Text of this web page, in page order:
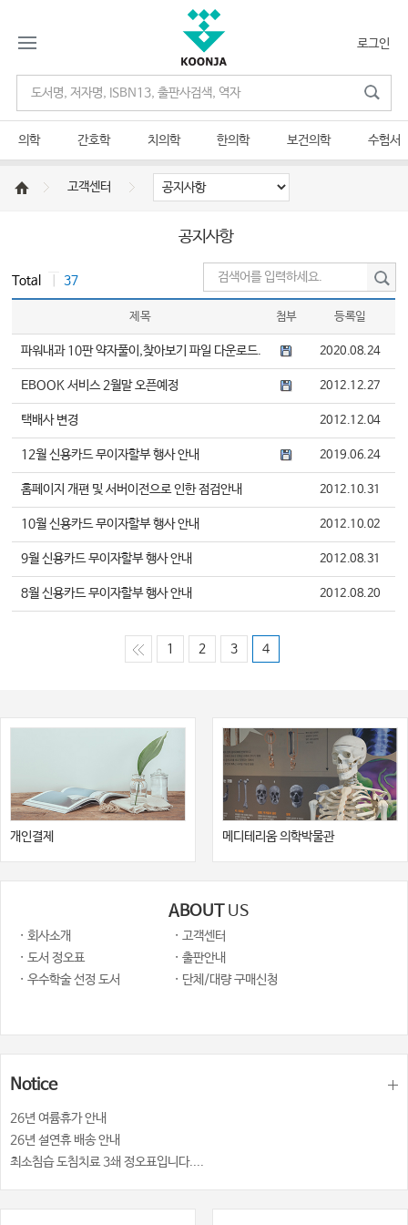
로그인
의학 간호학 치의학 한의학 보건의학 수험서
고객센터
공지사항
Total 37
제목 첨부 등록일
파워내과 10판 약자풀이,찾아보기 파일 다운로드. 2020.08.24
EBOOK 서비스 2월말 오픈예정 2012.12.27
택배사 변경 2012.12.04
12월 신용카드 무이자할부 행사 안내 2019.06.24
홈페이지 개편 및 서버이전으로 인한 점검안내 2012.10.31
10월 신용카드 무이자할부 행사 안내 2012.10.02
9월 신용카드 무이자할부 행사 안내 2012.08.31
8월 신용카드 무이자할부 행사 안내 2012.08.20
1 2 3 4
개인결제 메디테리움 의학박물관
ABOUTUS
· 회사소개
· 고객센터
· 도서 정오표
· 출판안내
· 우수학술 선정 도서
· 단체/대량 구매신청
Notice
26년 여륨휴가 안내
26년 설연휴 배송 안내
최소침습 도침치료 3쇄 정오표입니다....